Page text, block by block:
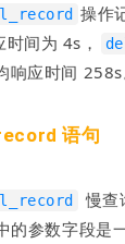
操作
间为 4s，
应时间 258s
语句
慢查
的参数字段是